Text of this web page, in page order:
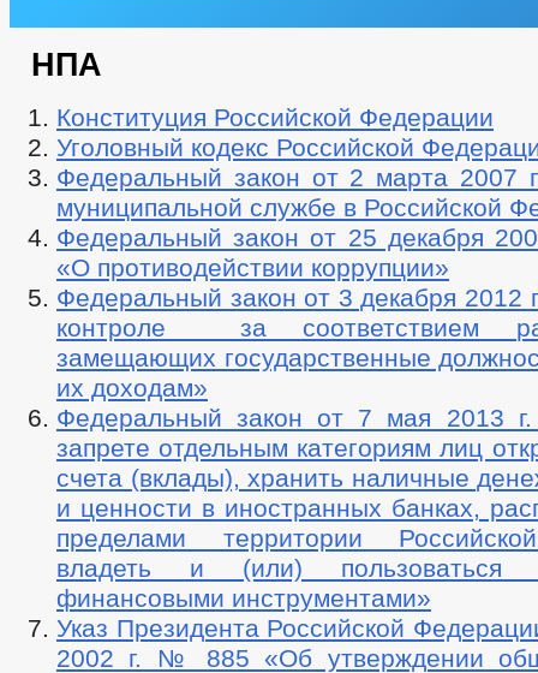
НПА
Конституция Российской Федерации
Уголовный кодекс Российской
Федеральный закон от 2 марта
муниципальной службе в Российской
Федеральный закон от 25 декабря
«О противодействии коррупции»
Федеральный закон от 3 декабря
контроле за соответствием
замещающих государственные
их доходам»
Федеральный закон от 7 мая
запрете отдельным категориям лиц
счета (вклады), хранить наличные
и ценности в иностранных банках,
пределами территории
владеть и (или) пользоваться
финансовыми инструментами»
Указ Президента Российской
2002 г. № 885 «Об утверждении